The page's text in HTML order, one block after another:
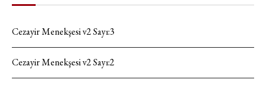
Cezayir Menekşesi v2 Sayı:3
Cezayir Menekşesi v2 Sayı:2